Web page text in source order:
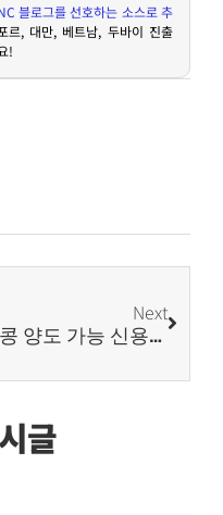
블로그를 선호하는 소스로 추
르, 대만, 베트남, 두바이 진출
!
Next
홍콩 양도 가능 신용장 요구 사항 (New 2026)
글